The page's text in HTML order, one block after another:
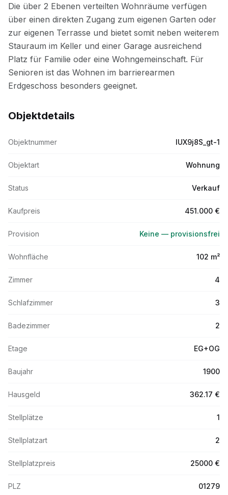
Objektdetails
Objektnummer IUX9j8S_gt-1
Objektart Wohnung
Status Verkauf
Kaufpreis 451.000 €
Provision Keine — provisionsfrei
Wohnfläche 102 m²
Zimmer 4
Schlafzimmer 3
Badezimmer 2
Etage EG+OG
Baujahr 1900
Hausgeld 362.17 €
Stellplätze 1
Stellplatzart 2
Stellplatzpreis 25000 €
PLZ 01279